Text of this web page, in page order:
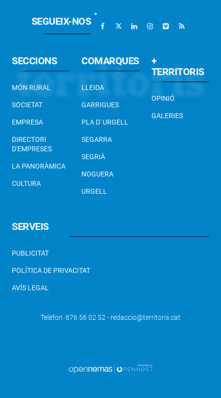
SEGUEIX-NOS
SECCIONS
MÓN RURAL
SOCIETAT
EMPRESA
DIRECTORI
D'EMPRESES
LA PANORÀMICA
CULTURA
COMARQUES
LLEIDA
GARRIGUES
PLA D' URGELL
SEGARRA
SEGRIÀ
NOGUERA
URGELL
+
TERRITORIS
OPINIÓ
GALERIES
SERVEIS
PUBLICITAT
POLÍTICA DE PRIVACITAT
AVÍS LEGAL
Telèfon 676 56 02 52 - redaccio@territoris.cat